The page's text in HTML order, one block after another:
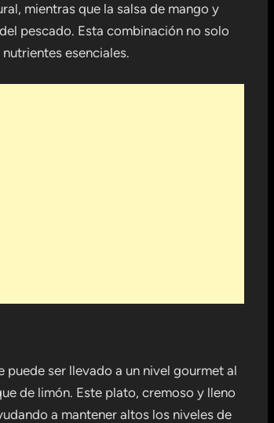
mientras que la salsa de mango y
pescado. Esta combinación no solo
esenciales.
ser llevado a un nivel gourmet al
de limón. Este plato, cremoso y lleno
a mantener altos los niveles de